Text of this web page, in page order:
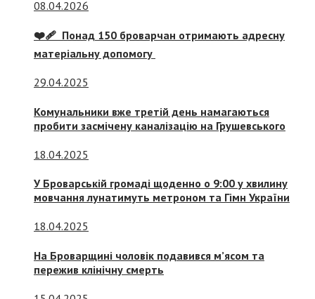
08.04.2026
❤️‍🩹 Понад 150 броварчан отримають адресну
матеріальну допомогу
29.04.2025
Комунальники вже третій день намагаються
пробити засмічену каналізацію на Грушевського
18.04.2025
У Броварській громаді щоденно о 9:00 у хвилину
мовчання лунатимуть метроном та Гімн України
18.04.2025
На Броварщині чоловік подавився м’ясом та
пережив клінічну смерть